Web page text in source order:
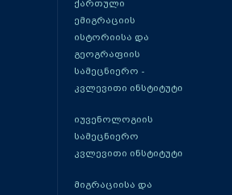
ქართული
ემიგრაციის
ისტორიისა და
გეოგრაფიის
სამეცნიერო -
კვლევითი ინსტიტუტი
იუვენოლოგიის
სამეცნიერო
კვლევითი ინსტიტუტი
მიგრაციისა და